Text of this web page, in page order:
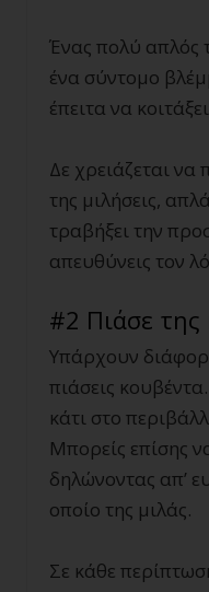
Ένας πολύ απλός
ένα σύντομο
έπειτα να
Δε χρειάζεται να
της μιλήσεις,
τραβήξει την
απευθύνεις τον
#2 Πιάσε
Υπάρχουν
πιάσεις
κάτι στο
Μπορείς επίσης
δηλώνοντας απ’
οποίο της μιλάς.
Σε κάθε